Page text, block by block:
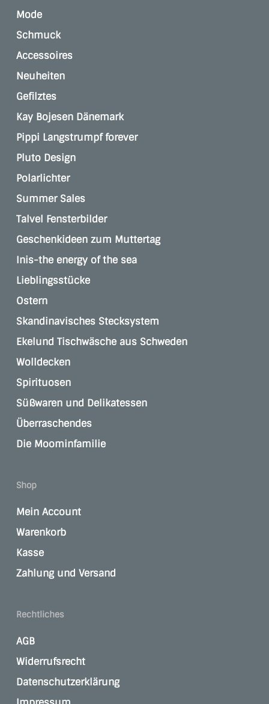
Mode
Schmuck
Accessoires
Neuheiten
Gefilztes
Kay Bojesen Dänemark
Pippi Langstrumpf forever
Pluto Design
Polarlichter
Summer Sales
Talvel Fensterbilder
Geschenkideen zum Muttertag
Inis-the energy of the sea
Lieblingsstücke
Ostern
Skandinavisches Stecksystem
Ekelund Tischwäsche aus Schweden
Wolldecken
Spirituosen
Süßwaren und Delikatessen
Überraschendes
Die Moominfamilie
Shop
Mein Account
Warenkorb
Kasse
Zahlung und Versand
Rechtliches
AGB
Widerrufsrecht
Datenschutzerklärung